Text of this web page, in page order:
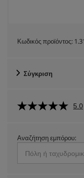
Κωδικός προϊόντος:
Σύγκριση
5.0
Αναζήτηση εμπόρου: